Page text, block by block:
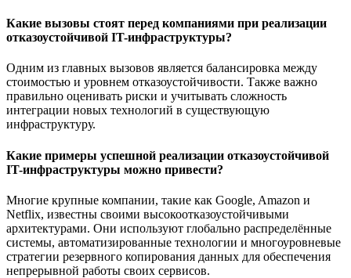
Какие вызовы стоят перед компаниями при реализации
отказоустойчивой IT-инфраструктуры?
Одним из главных вызовов является балансировка между
стоимостью и уровнем отказоустойчивости. Также важно
правильно оценивать риски и учитывать сложность
интеграции новых технологий в существующую
инфраструктуру.
Какие примеры успешной реализации отказоустойчивой
IT-инфраструктуры можно привести?
Многие крупные компании, такие как Google, Amazon и
Netflix, известны своими высокоотказоустойчивыми
архитектурами. Они используют глобально распределённые
системы, автоматизированные технологии и многоуровневые
стратегии резервного копирования данных для обеспечения
непрерывной работы своих сервисов.